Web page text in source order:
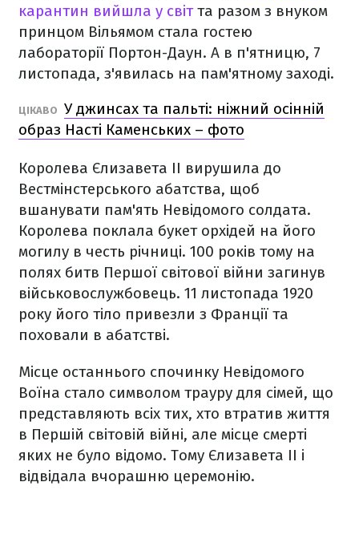
карантин вийшла у світта разом з внуком
принцом Вільямом стала гостею
лабораторії Портон-Даун. А в п'ятницю, 7
листопада, з'явилась на пам'ятному заході.
ЦІКАВО У джинсах та пальті: ніжний осінній
образ Насті Каменських – фото
Королева Єлизавета ІІ вирушила до
Вестмінстерського абатства, щоб
вшанувати пам'ять Невідомого солдата.
Королева поклала букет орхідей на його
могилу в честь річниці. 100 років тому на
полях битв Першої світової війни загинув
військовослужбовець. 11 листопада 1920
року його тіло привезли з Франції та
поховали в абатстві.
Місце останнього спочинку Невідомого
Воїна стало символом трауру для сімей, що
представляють всіх тих, хто втратив життя
в Першій світовій війні, але місце смерті
яких не було відомо. Тому Єлизавета ІІ і
відвідала вчорашню церемонію.